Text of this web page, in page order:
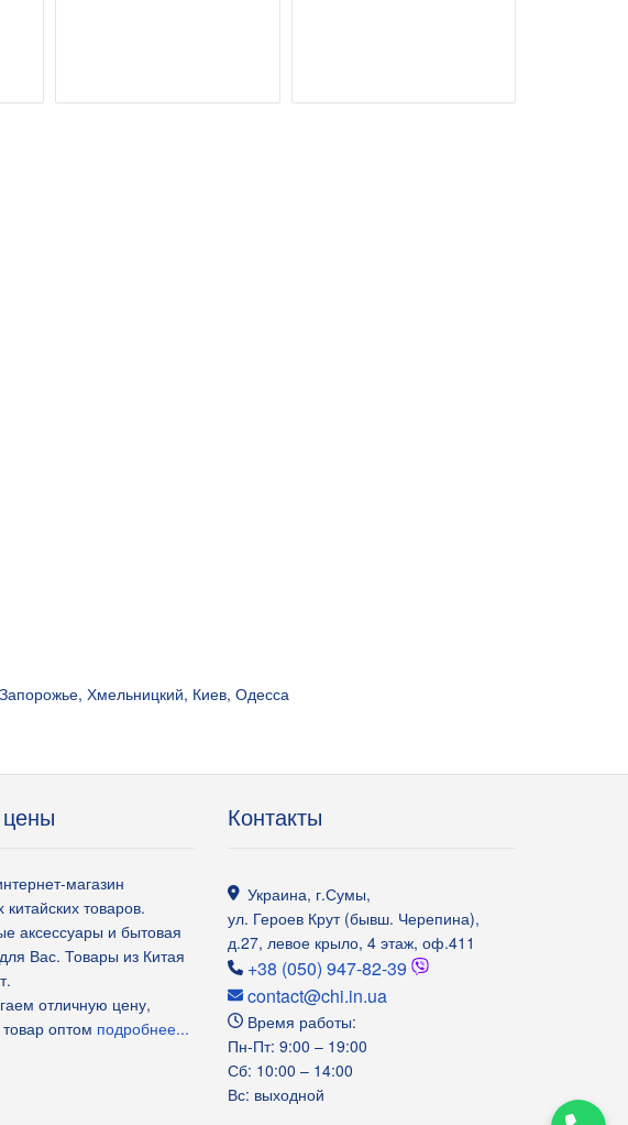
Хмельницкий, Киев, Одесса
магазин
китайских товаров.
аксессуары и бытовая
Вас. Товары из Китая
отличную цену,
оптом подробнее...
Контакты
Украина, г.Сумы,
ул. Героев Крут (бывш. Черепина),
д.27, левое крыло, 4 этаж, оф.411
+38 (050) 947-82-39
contact@chi.in.ua
Время работы:
Пн-Пт: 9:00 – 19:00
Сб: 10:00 – 14:00
Вс: выходной